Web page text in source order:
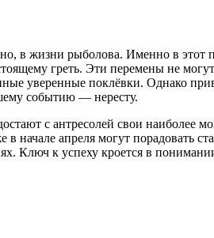
в жизни рыболова. Именно в
греть. Эти перемены не
уверенные поклёвки. Однако
событию — нересту.
с антресолей свои
в начале апреля могут
Ключ к успеху кроется в